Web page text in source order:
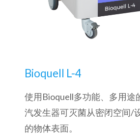
Bioquell L-4
使用Bioquell多功能、多用途
汽发生器可灭菌从密闭空间/
的物体表面。